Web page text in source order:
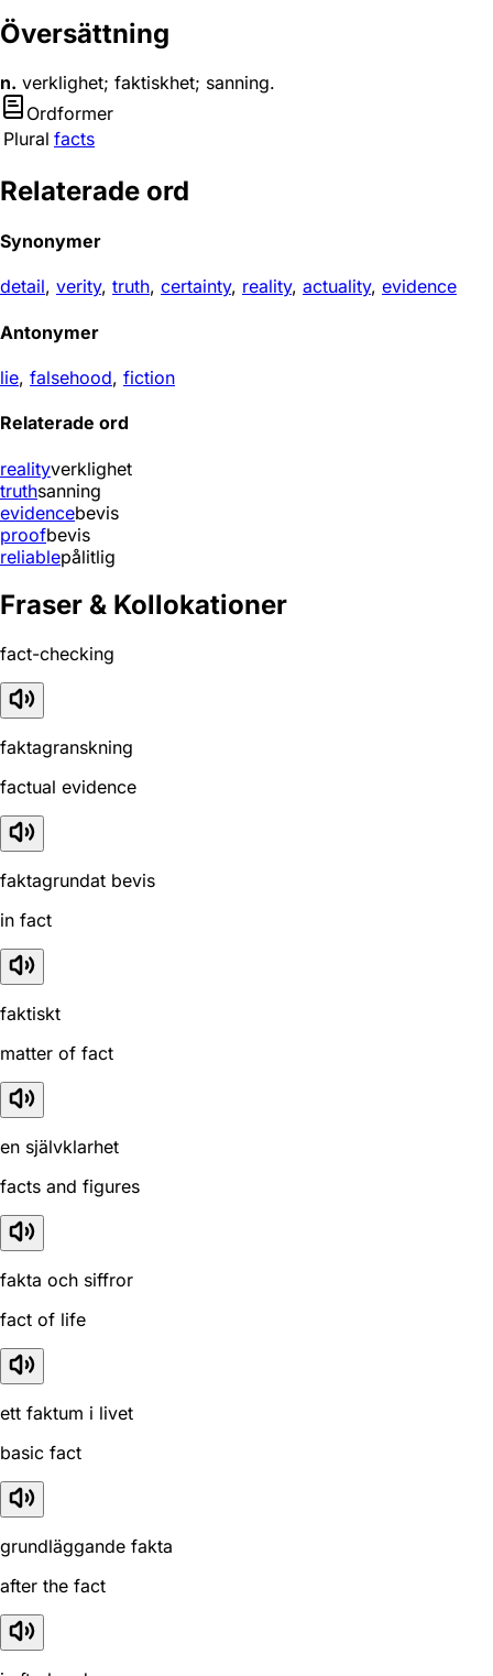
Översättning
n. verklighet; faktiskhet; sanning.
Ordformer
Plural facts
Relaterade ord
Synonymer
detail, verity, truth, certainty, reality, actuality, evidence
Antonymer
lie, falsehood, fiction
Relaterade ord
realityverklighet
truthsanning
evidencebevis
proofbevis
reliablepålitlig
Fraser & Kollokationer
fact-checking
faktagranskning
factual evidence
faktagrundat bevis
in fact
faktiskt
matter of fact
en självklarhet
facts and figures
fakta och siffror
fact of life
ett faktum i livet
basic fact
grundläggande fakta
after the fact